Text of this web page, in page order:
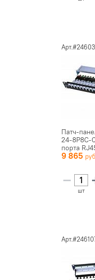
Патч-
24-8P8C-
порта
9 865
шт